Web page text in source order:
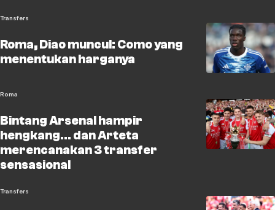
Transfers
Roma, Diao muncul: Como yang
menentukan harganya
Roma
Bintang Arsenal hampir
hengkang... dan Arteta
merencanakan 3 transfer
sensasional
Transfers